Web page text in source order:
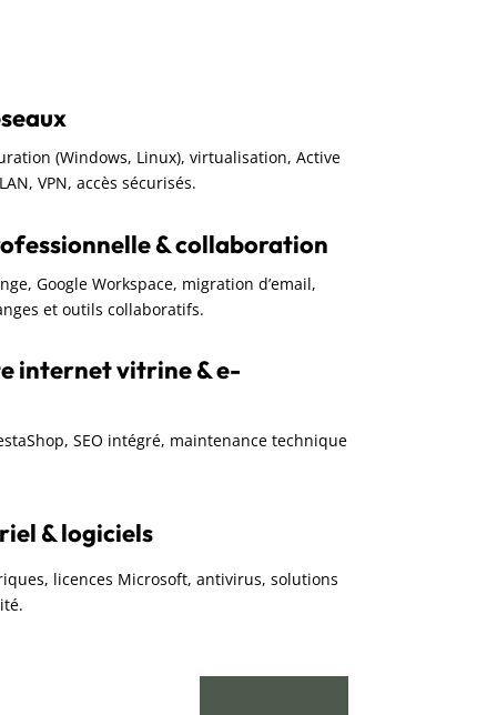
(Windows, Linux), virtualisation, Active
VPN, accès sécurisés.
& collaboration
Google Workspace, migration d’email,
et outils collaboratifs.
internet vitrine & e-
SEO intégré, maintenance technique
& logiciels
licences Microsoft, antivirus, solutions